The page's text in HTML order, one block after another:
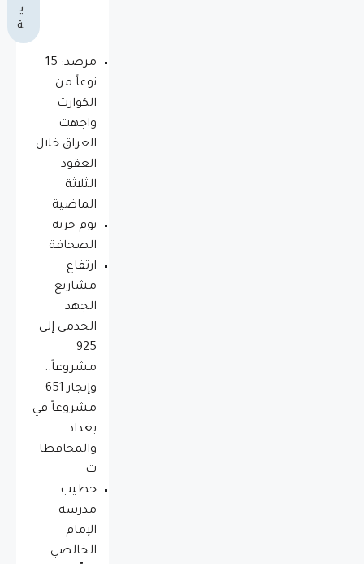
ي
ة
مرصد: 15
نوعاً من
الكوارث
واجهت
العراق خلال
العقود
الثلاثة
الماضية
يوم حريه
الصحافة
ارتفاع
مشاريع
الجهد
الخدمي إلى
925
مشروعاً..
وإنجاز 651
مشروعاً في
بغداد
والمحافظا
ت
خطيب
مدرسة
الإمام
الخالصي